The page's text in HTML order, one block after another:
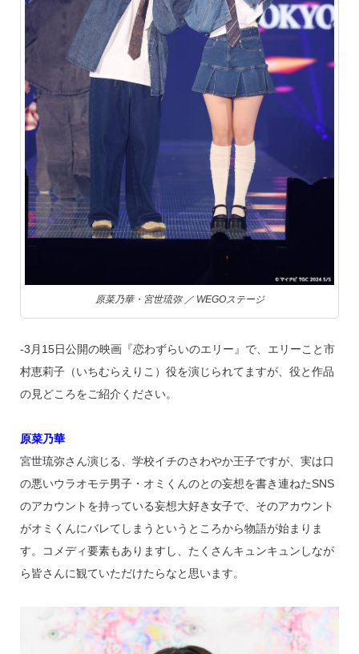
原菜乃華・宮世琉弥 ／ WEGOステージ
‐3月15日公開の映画『恋わずらいのエリー』で、エリーこと市
村恵莉子（いちむらえりこ）役を演じられてますが、役と作品
の見どころをご紹介ください。
原菜乃華
宮世琉弥さん演じる、学校イチのさわやか王子ですが、実は口
の悪いウラオモテ男子・オミくんのとの妄想を書き連ねたSNS
のアカウントを持っている妄想大好き女子で、そのアカウント
がオミくんにバレてしまうというところから物語が始まりま
す。コメディ要素もありますし、たくさんキュンキュンしなが
ら皆さんに観ていただけたらなと思います。